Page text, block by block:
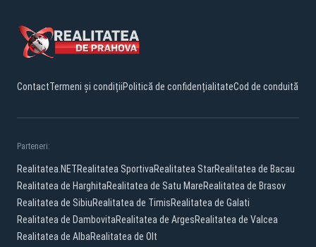
ContactTermeni și condițiiPolitică de confidențialitateCod de conduită
Parteneri:
Realitatea.NETRealitatea SportivaRealitatea StarRealitatea de Bacau
Realitatea de HarghitaRealitatea de Satu MareRealitatea de Brasov
Realitatea de SibiuRealitatea de TimisRealitatea de Galati
Realitatea de DambovitaRealitatea de ArgesRealitatea de Valcea
Realitatea de AlbaRealitatea de Olt